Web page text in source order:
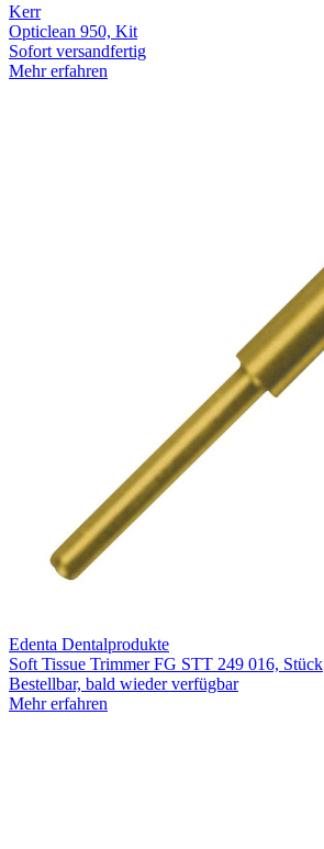
Kerr
Opticlean 950, Kit
Sofort versandfertig
Mehr erfahren
Edenta Dentalprodukte
Soft Tissue Trimmer FG STT 249 016, Stück
Bestellbar, bald wieder verfügbar
Mehr erfahren